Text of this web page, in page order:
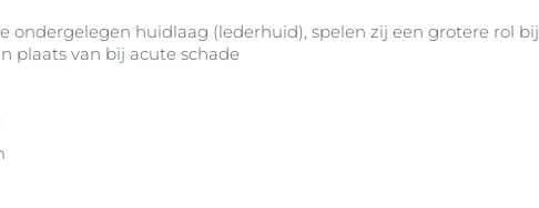
ondergelegen huidlaag (lederhuid), spelen zij een grotere rol bij
plaats van bij acute schade